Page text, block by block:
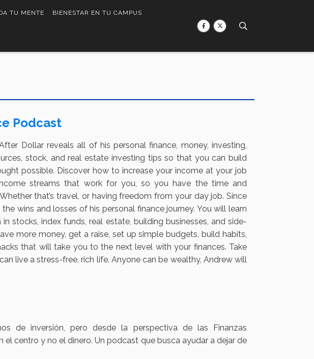
TU MENTE BIENESTAR EN TU CAMPUS
Podcast
Dollar reveals all of his personal finance, money, investing,
stock, and real estate investing tips so that you can build
possible. Discover how to increase your income at your job
streams that work for you, so you have the time and
that’s travel, or having freedom from your day job. Since
wins and losses of his personal finance journey. You will learn
stocks, index funds, real estate, building businesses, and side-
more money, get a raise, set up simple budgets, build habits,
that will take you to the next level with your finances. Take
live a stress-free, rich life. Anyone can be wealthy, Andrew will
de inversión, pero desde la perspectiva de las Finanzas
el centro y no el dinero. Un podcast que busca ayudar a dejar de